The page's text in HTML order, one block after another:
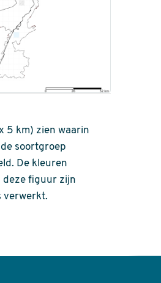
5 km) zien waarin
soortgroep
De kleuren
deze figuur zijn
verwerkt.